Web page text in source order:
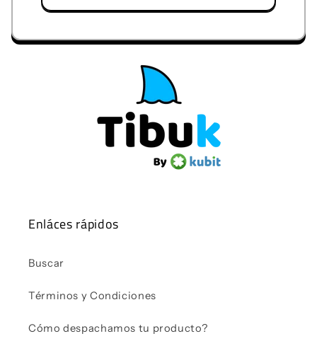
Enláces rápidos
Buscar
Términos y Condiciones
Cómo despachamos tu producto?